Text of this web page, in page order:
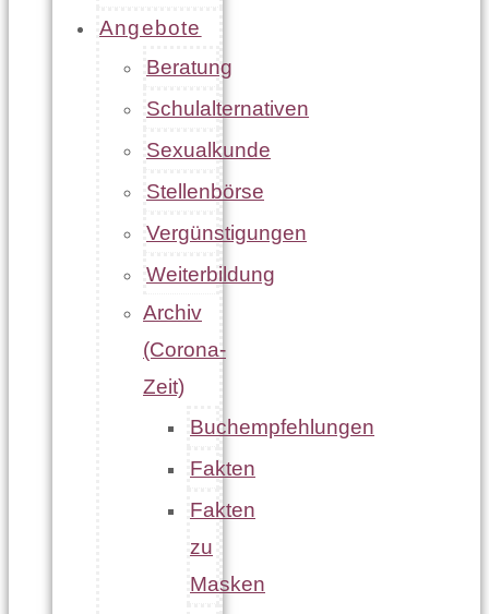
Angebote
Beratung
Schulalternativen
Sexualkunde
Stellenbörse
Vergünstigungen
Weiterbildung
Archiv
(Corona-
Zeit)
Buchempfehlungen
Fakten
Fakten
zu
Masken